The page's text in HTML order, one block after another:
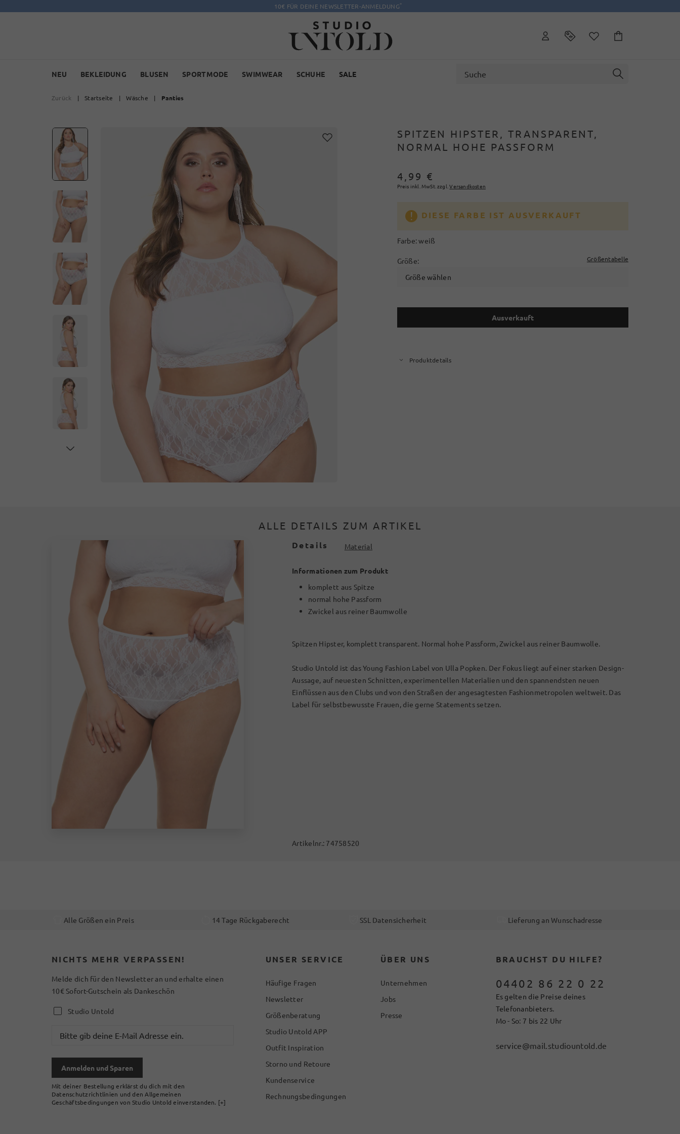
10€ FÜR DEINE NEWSLETTER-ANMELDUNG*
NEU BEKLEIDUNG BLUSEN SPORTMODE SWIMWEAR SCHUHE SALE
Zurück | Startseite | Wäsche | Panties
SPITZEN HIPSTER, TRANSPARENT,
NORMAL HOHE PASSFORM
4,99 €
Preis inkl. MwSt. zzgl.Versandkosten
DIESE FARBE IST AUSVERKAUFT
Farbe:weiß
Größe: Größentabelle
Größe wählen
Ausverkauft
Produktdetails
ALLE DETAILS ZUM ARTIKEL
Details Material
Informationen zum Produkt
komplett aus Spitze
normal hohe Passform
Zwickel aus reiner Baumwolle
Spitzen Hipster, komplett transparent. Normal hohe Passform, Zwickel aus reiner Baumwolle.
Studio Untold ist das Young Fashion Label von Ulla Popken. Der Fokus liegt auf einer starken Design-
Aussage, auf neuesten Schnitten, experimentellen Materialien und den spannendsten neuen
Einflüssen aus den Clubs und von den Straßen der angesagtesten Fashionmetropolen weltweit. Das
Label für selbstbewusste Frauen, die gerne Statements setzen.
Artikelnr.: 74758520
Alle Größen ein Preis 14 Tage Rückgaberecht SSL Datensicherheit Lieferung an Wunschadresse
NICHTS MEHR VERPASSEN!
Melde dich für den Newsletter an und erhalte einen
10€ Sofort-Gutschein als Dankeschön
Studio Untold
Anmelden und Sparen
Mit deiner Bestellung erklärst du dich mit den
Datenschutzrichtlinien und den Allgemeinen
Geschäftsbedingungen von Studio Untold einverstanden. [+]
UNSER SERVICE
Häufige Fragen
Newsletter
Größenberatung
Studio Untold APP
Outfit Inspiration
Storno und Retoure
Kundenservice
Rechnungsbedingungen
ÜBER UNS
Unternehmen
Jobs
Presse
BRAUCHST DU HILFE?
04402 86 22 0 22
Es gelten die Preise deines
Telefonanbieters.
Mo - So: 7 bis 22 Uhr
service@mail.studiountold.de